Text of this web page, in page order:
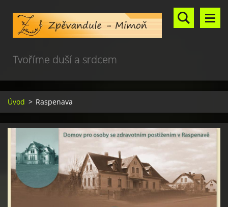
Tvoříme duší a srdcem
Úvod > Raspenava